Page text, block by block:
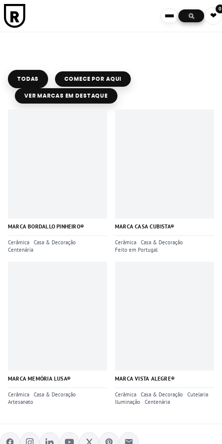
❤
0
TODAS COMECE POR AQUI
VER MARCAS EM DESTAQUE
MARCA BORDALLO PINHEIRO®
Cerâmica
Casa & Decoração
Centenária
MARCA CASA CUBISTA®
Cerâmica
Casa & Decoração
Feito em Portugal
MARCA MEMÓRIA LUSA®
Cerâmica
Casa & Decoração
Artesanato
MARCA VISTA ALEGRE®
Cerâmica Casa & Decoração
Cutelaria
Iluminação
Centenária